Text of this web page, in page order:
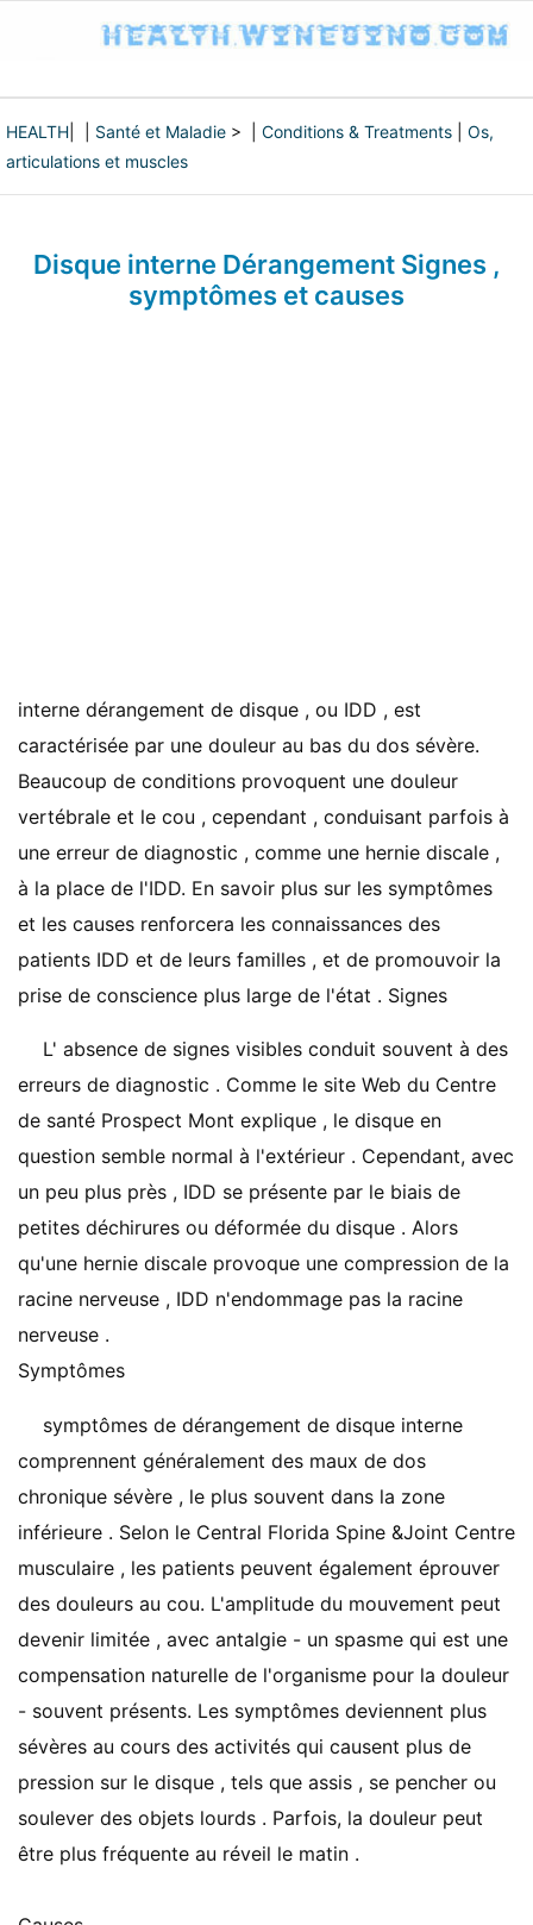
HEALTH Santé et Maladie > | Conditions & Treatments
Os,
articulations et muscles
Disque interne Dérangement Signes ,
symptômes et causes
interne dérangement de disque , ou IDD , est
caractérisée par une douleur au bas du dos sévère.
Beaucoup de conditions provoquent une douleur
vertébrale et le cou , cependant , conduisant parfois à
une erreur de diagnostic , comme une hernie discale ,
à la place de l'IDD. En savoir plus sur les symptômes
et les causes renforcera les connaissances des
patients IDD et de leurs familles , et de promouvoir la
prise de conscience plus large de l'état . Signes
L' absence de signes visibles conduit souvent à des
erreurs de diagnostic . Comme le site Web du Centre
de santé Prospect Mont explique , le disque en
question semble normal à l'extérieur . Cependant, avec
un peu plus près , IDD se présente par le biais de
petites déchirures ou déformée du disque . Alors
qu'une hernie discale provoque une compression de la
racine nerveuse , IDD n'endommage pas la racine
nerveuse .
Symptômes
symptômes de dérangement de disque interne
comprennent généralement des maux de dos
chronique sévère , le plus souvent dans la zone
inférieure . Selon le Central Florida Spine &Joint Centre
musculaire , les patients peuvent également éprouver
des douleurs au cou. L'amplitude du mouvement peut
devenir limitée , avec antalgie - un spasme qui est une
compensation naturelle de l'organisme pour la douleur
- souvent présents. Les symptômes deviennent plus
sévères au cours des activités qui causent plus de
pression sur le disque , tels que assis , se pencher ou
soulever des objets lourds . Parfois, la douleur peut
être plus fréquente au réveil le matin .